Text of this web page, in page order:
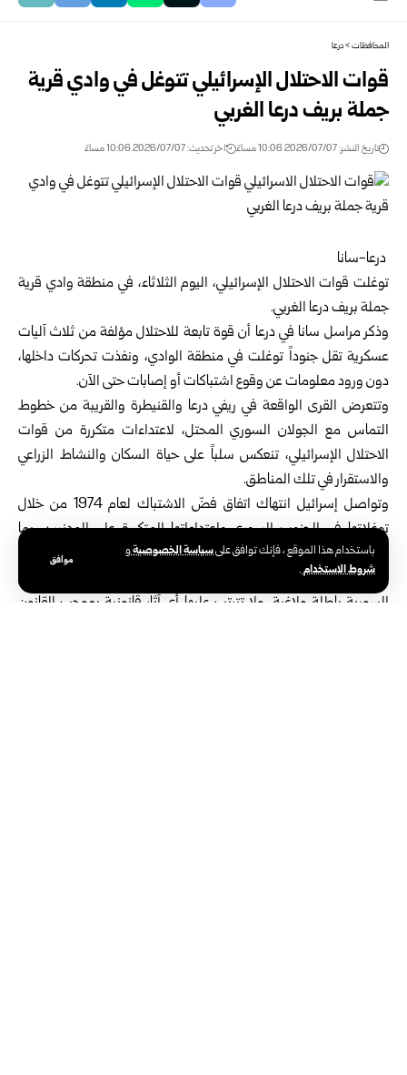
باستخدام هذا الموقع ، فإنك توافق علىسياسة الخصوصيةو
شروط الاستخدام.
موافق
المحافظات>درعا
قوات الاحتلال الإسرائيلي تتوغل في وادي قرية
جملة بريف درعا الغربي
تاريخ النشر: 2026/07/07 10:06 مساءً اخر تحديث: 2026/07/07 10:06 مساءً
توغلت قوات الاحتلال الإسرائيلي، اليوم الثلاثاء، في منطقة وادي قرية
جملة ‏بريف درعا الغربي.‏
وذكر مراسل سانا في درعا أن قوة تابعة للاحتلال مؤلفة من ثلاث آليات
‏عسكرية تقل جنوداً توغلت في منطقة الوادي، ونفذت تحركات داخلها،
دون ‏ورود معلومات عن وقوع اشتباكات أو إصابات حتى الآن.‏
وتتعرض القرى الواقعة في ريفي درعا والقنيطرة والقريبة من خطوط
‏التماس مع الجولان السوري المحتل، لاعتداءات متكررة من قوات
الاحتلال ‏الإسرائيلي، تنعكس سلباً على حياة السكان والنشاط الزراعي
والاستقرار في ‏تلك المناطق.‏
وتواصل إسرائيل انتهاك اتفاق فضّ الاشتباك لعام ‌‏1974 ‏من ‏خلال
‏توغلاتها ‏في الجنوب ‏السوري ‏واعتداءاتها ‏المتكررة على ‏المدنيين، ‏بما
‏يشمل ‌‏المداهمات ‏والاعتقالات وتجريف ‏الأراضي ‏وإطلاق ‏القذائف‎.‎
وتؤكد سوريا أن جميع الإجراءات التي تتخذها قوات ‌‏الاحتلال ‏في ‏الأراضي
‏السورية باطلة ‏ولاغية، ولا ‏تترتب ‏عليها أي آثار ‏قانونية ‌‏بموجب القانون